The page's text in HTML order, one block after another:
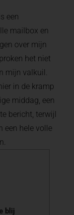
een
mailbox en
over mijn
het niet
mijn valkuil.
in de kramp
middag, een
bericht, terwijl
een hele volle
blij